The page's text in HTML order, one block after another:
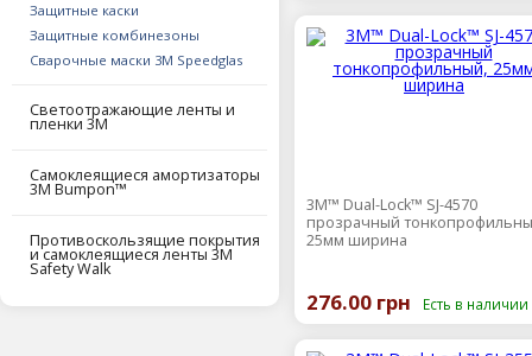
Защитные каски
Защитные комбинезоны
Сварочные маски 3М Speedglas
Светоотражающие ленты и
пленки 3М
Самоклеящиеся амортизаторы
3М Bumpon™
Противоскользящие покрытия
и самоклеящиеся ленты 3М
Safety Walk
3M™ Dual-Lock™ SJ-4570
прозрачный
25мм ширина
276.00 грн Есть в наличии